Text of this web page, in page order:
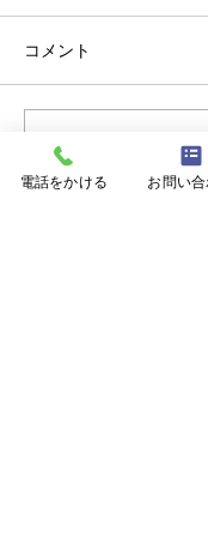
令和７年度
工事表彰
コメント
コメントを追加…
電話をかける お問い